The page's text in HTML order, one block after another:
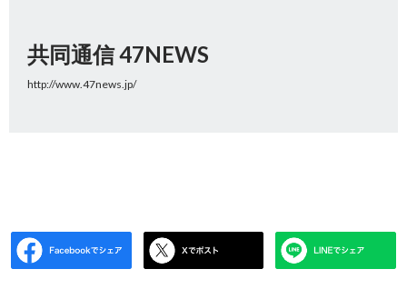
共同通信 47NEWS
http://www.47news.jp/